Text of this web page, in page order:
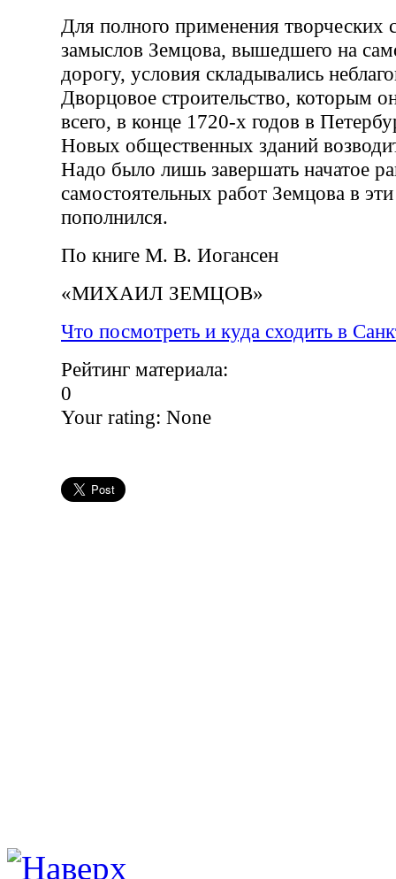
Для полного применения творческих
замыслов Земцова, вышедшего на
дорогу, условия складывались
Дворцовое строительство, которым
всего, в конце 1720-х годов в
Новых общественных зданий
Надо было лишь завершать начатое
самостоятельных работ Земцова в
пополнился.
По книге М. В. Иогансен
«МИХАИЛ ЗЕМЦОВ»
Что посмотреть и куда сходить в
Рейтинг материала:
0
Your rating: None